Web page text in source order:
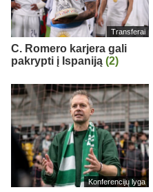
Transferai
C. Romero karjera gali
pakrypti į Ispaniją (2)
Konferencijų lyga